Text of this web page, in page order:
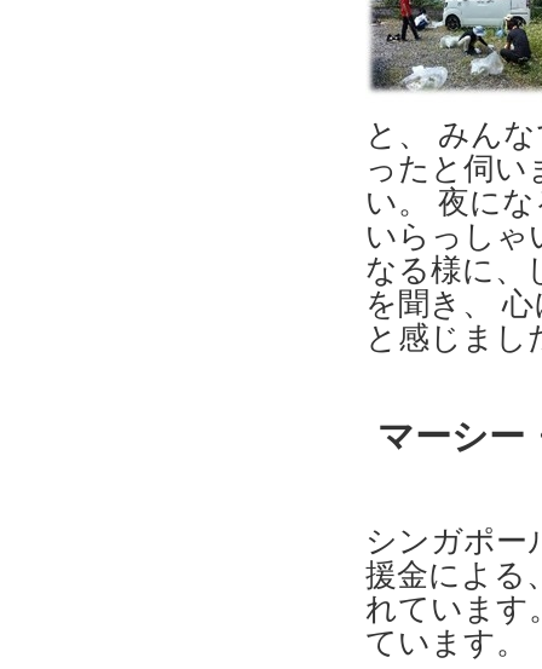
と、 みん
ったと伺い
い。 夜に
いらっしゃ
なる様に、
を聞き、
と感じまし
マーシー
シンガポー
援金による
れています
ています。